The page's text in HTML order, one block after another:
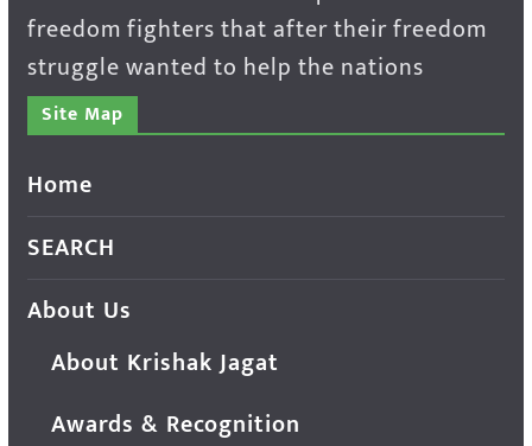
freedom fighters that after their freedom
struggle wanted to help the nations
Site Map
Home
SEARCH
About Us
About Krishak Jagat
Awards & Recognition